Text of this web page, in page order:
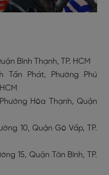
Bình Thạnh, TP. HCM
Tấn Phát, Phường Phú
Hòa Thạnh, Quận
10, Quận Gò Vấp, TP.
15, Quận Tân Bình, TP.